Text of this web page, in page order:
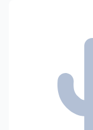
conte peste
gusturi